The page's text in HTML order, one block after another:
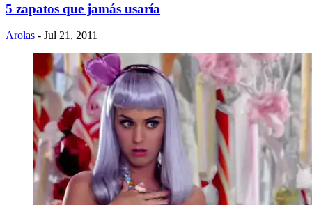
5 zapatos que jamás usaría
Arolas - Jul 21, 2011